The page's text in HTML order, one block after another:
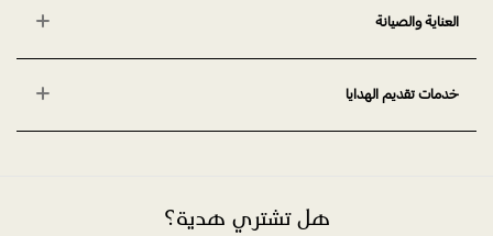
العناية والصيانة
خدمات تقديم الهدايا
هل تشتري هدية؟